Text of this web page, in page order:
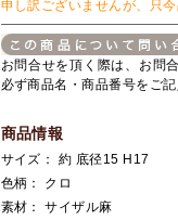
申し訳ございませんが、只今
お問合せを頂く際は、お問
必ず商品名・商品番号をご記
商品情報
サイズ： 約 底径15 H17
色柄： クロ
素材： サイザル麻